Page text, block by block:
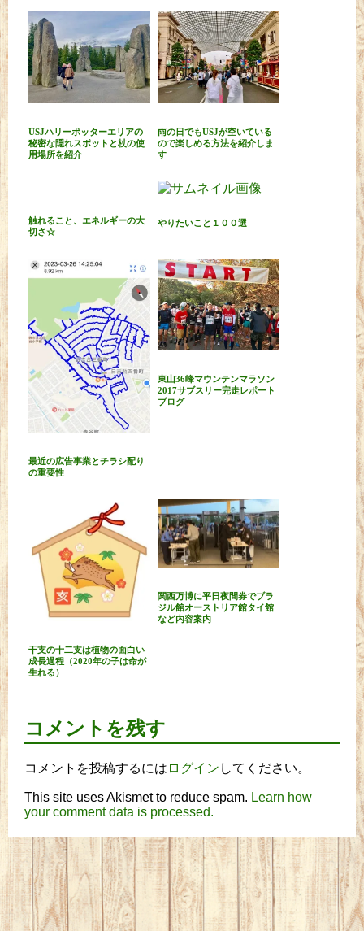
USJハリーポッターエリアの
秘密な隠れスポットと杖の使
用場所を紹介
雨の日でもUSJが空いている
ので楽しめる方法を紹介しま
す
触れること、エネルギーの大
切さ☆
やりたいこと１００選
最近の広告事業とチラシ配り
の重要性
東山36峰マウンテンマラソン
2017サブスリー完走レポート
ブログ
干支の十二支は植物の面白い
成長過程（2020年の子は命が
生れる）
関西万博に平日夜間券でブラ
ジル館オーストリア館タイ館
など内容案内
コメントを残す
コメントを投稿するには ログイン してください。
This site uses Akismet to reduce spam. Learn how
your comment data is processed.